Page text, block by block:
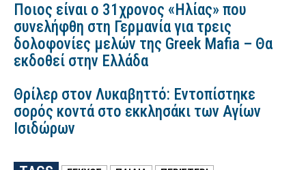
Ποιος είναι ο 31χρονος «Ηλίας» που
συνελήφθη στη Γερμανία για τρεις
δολοφονίες μελών της Greek Mafia – Θα
εκδοθεί στην Ελλάδα
Θρίλερ στον Λυκαβηττό: Εντοπίστηκε
σορός κοντά στο εκκλησάκι των Αγίων
Ισιδώρων